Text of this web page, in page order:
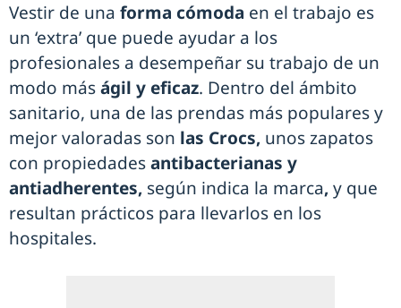
Vestir de una forma cómoda en el trabajo es
un ‘extra’ que puede ayudar a los
profesionales a desempeñar su trabajo de un
modo máságil y eficaz. Dentro del ámbito
sanitario, una de las prendas más populares y
mejor valoradas son las Crocs, unos zapatos
con propiedadesantibacterianas y
antiadherentes, según indica la marca, y que
resultan prácticos para llevarlos en los
hospitales.